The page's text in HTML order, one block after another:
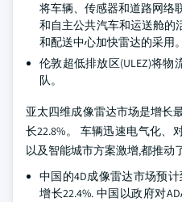
将车辆、传感器和道路网络
和自主公共汽车和运送舱的
和配送中心加快雷达的采用。
伦敦超低排放区(ULEZ)将
队。
亚太四维成像雷达市场是增长
长22.8%。 车辆迅速电气化、
以及智能城市方案激增,都推动
中国的4D成像雷达市场预计
增长22.4%. 中国以政府对